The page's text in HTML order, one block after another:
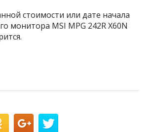
стоимости или дате начала
монитора MSI MPG 242R X60N